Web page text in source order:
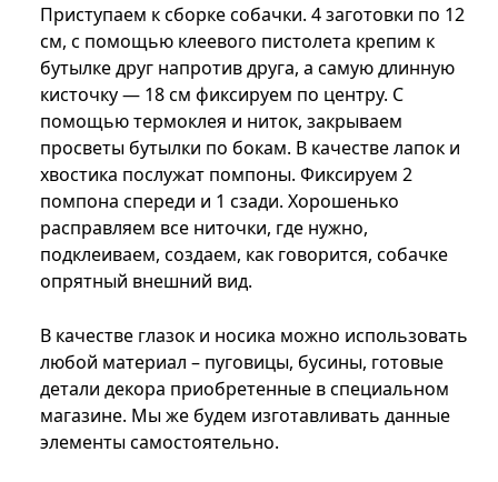
Приступаем к сборке собачки. 4 заготовки по 12
см, с помощью клеевого пистолета крепим к
бутылке друг напротив друга, а самую длинную
кисточку — 18 см фиксируем по центру. С
помощью термоклея и ниток, закрываем
просветы бутылки по бокам. В качестве лапок и
хвостика послужат помпоны. Фиксируем 2
помпона спереди и 1 сзади. Хорошенько
расправляем все ниточки, где нужно,
подклеиваем, создаем, как говорится, собачке
опрятный внешний вид.
В качестве глазок и носика можно использовать
любой материал – пуговицы, бусины, готовые
детали декора приобретенные в специальном
магазине. Мы же будем изготавливать данные
элементы самостоятельно.